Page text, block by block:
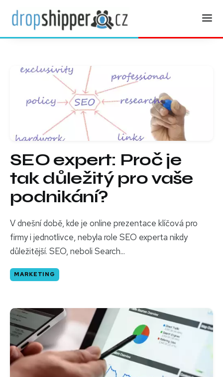
SEO expert: Proč je
tak důležitý pro vaše
podnikání?
V dnešní době, kde je online prezentace klíčová pro
firmy i jednotlivce, nebyla role SEO experta nikdy
důležitější. SEO, neboli Search...
MARKETING